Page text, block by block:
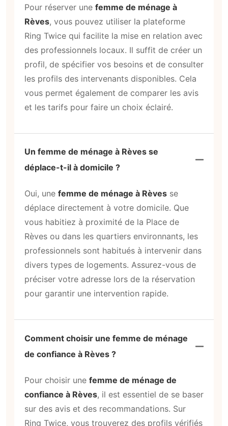
Pour réserver une femme de ménage à
Rèves, vous pouvez utiliser la plateforme
Ring Twice qui facilite la mise en relation avec
des professionnels locaux. Il suffit de créer un
profil, de spécifier vos besoins et de consulter
les profils des intervenants disponibles. Cela
vous permet également de comparer les avis
et les tarifs pour faire un choix éclairé.
Un femme de ménage à Rèves se
déplace-t-il à domicile ?
Oui, une femme de ménage à Rèves se
déplace directement à votre domicile. Que
vous habitiez à proximité de la Place de
Rèves ou dans les quartiers environnants, les
professionnels sont habitués à intervenir dans
divers types de logements. Assurez-vous de
préciser votre adresse lors de la réservation
pour garantir une intervention rapide.
Comment choisir une femme de ménage
de confiance à Rèves ?
Pour choisir une femme de ménage de
confiance à Rèves, il est essentiel de se baser
sur des avis et des recommandations. Sur
Ring Twice, vous trouverez des profils vérifiés